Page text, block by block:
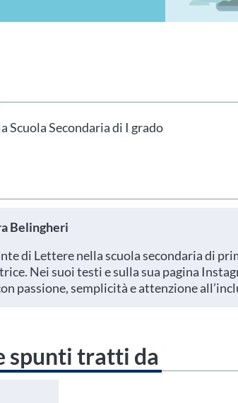
con il grado scolastico che hai indicato nel tuo profilo
Scuola Secondaria di I grado
Belingheri
di Lettere nella scuola secondaria di
Nei suoi testi e sulla sua pagina
passione, semplicità e attenzione
spunti tratti da